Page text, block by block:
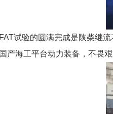
试验的圆满完成是陕柴继流
产海工平台动力装备，不畏